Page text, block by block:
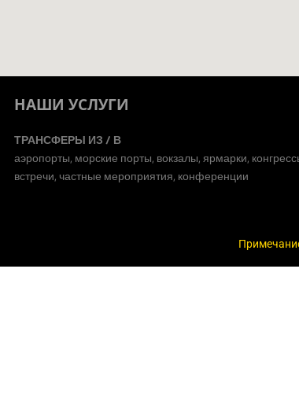
НАШИ УСЛУГИ
ТРАНСФЕРЫ ИЗ / В
аэропорты, морские порты, вокзалы, ярмарки,
встречи, частные мероприятия, конференции